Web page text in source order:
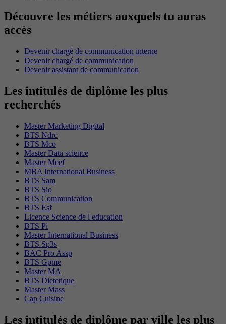
Découvre les métiers auxquels tu auras
accès
Devenir chargé de communication interne
Devenir chargé de communication
Devenir assistant de communication
Les intitulés de diplôme les plus
recherchés
Master Marketing Digital
BTS Ndrc
BTS Mco
Master Data science
Master Meef
MBA International Business
BTS Sam
BTS Sio
BTS Communication
BTS Esf
Licence Science de l education
BTS Pi
Master International Business
BTS Sp3s
BAC Pro Assp
BTS Gpme
Master MA
BTS Dietetique
Master Mass
Cap Cuisine
Les intitulés de diplôme par ville les plus